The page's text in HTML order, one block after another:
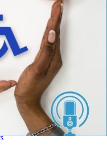
une Intelligence Artificielle au